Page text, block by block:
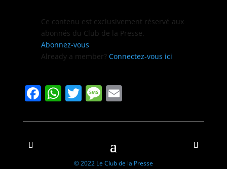
Ce con­tenu est exclu­sive­ment réservé aux
abon­nés du Club de la Presse.
Abon­nez-vous
Already a mem­ber? Con­nectez-vous ici
Facebook
WhatsApp
TwitterMessage
Email
© 2022 Le Club de la Presse